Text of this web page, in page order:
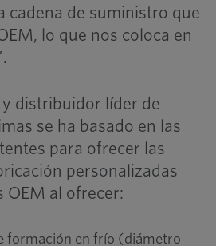
cadena de suministro que
lo que nos coloca en
distribuidor líder de
se ha basado en las
para ofrecer las
personalizadas
OEM al ofrecer:
formación en frío (diámetro